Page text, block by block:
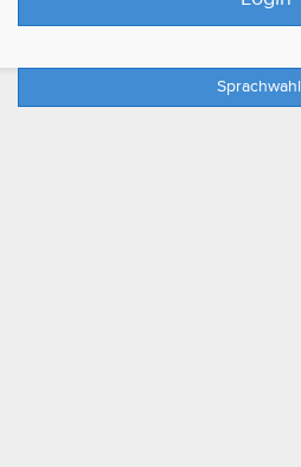
Sprachwahl